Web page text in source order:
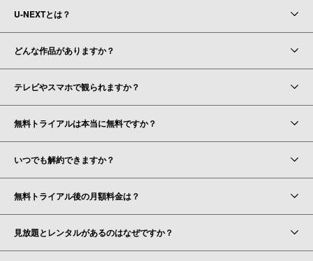
U-NEXTとは？
どんな作品がありますか？
テレビやスマホで観られますか？
無料トライアルは本当に無料ですか？
いつでも解約できますか？
無料トライアル後の月額料金は？
見放題とレンタルがあるのはなぜですか？